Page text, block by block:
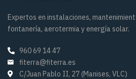
Expertos en instalaciones,
fontanería, aerotermia y energía solar.
960 69 14 47
fiterra@fiterra.es
C/Juan Pablo II, 27 (Manises, VLC)